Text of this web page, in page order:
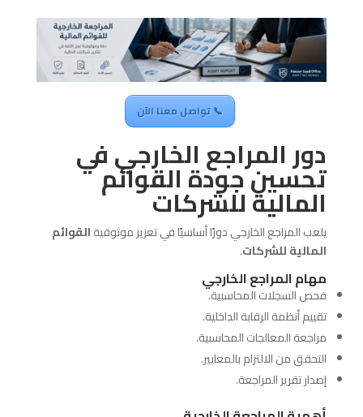
📞 تواصل معنا الآن
دور المراجع الخارجي في
تحسين جودة القوائم
المالية للشركات
يلعب المراجع الخارجي دورًا أساسيًا في تعزيز موثوقيةالقوائم
المالية للشركات.
مهام المراجع الخارجي
فحص السجلات المحاسبية.
تقييم أنظمة الرقابة الداخلية.
مراجعة المعالجات المحاسبية.
التحقق من الالتزام بالمعايير.
إصدار تقرير المراجعة.